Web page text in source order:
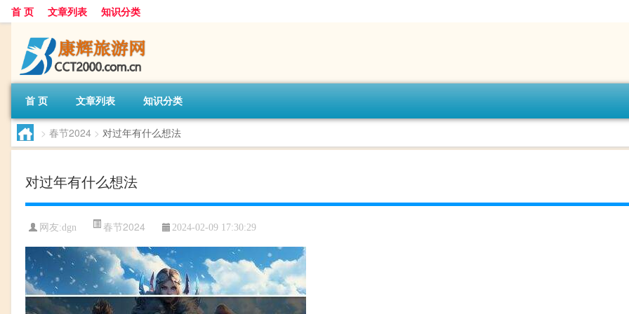
首 页 文章列表 知识分类
首 页 文章列表 知识分类
> 春节2024 > 对过年有什么想法
对过年有什么想法
网友:dgn 春节2024 2024-02-09 17:30:29